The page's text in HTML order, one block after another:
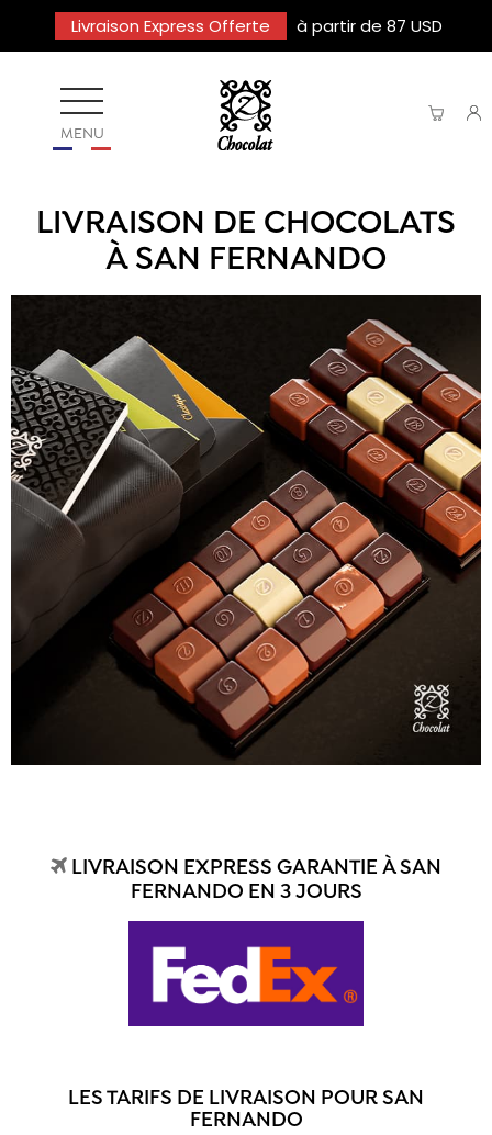
Livraison Express Offerte à partir de 87 USD
MENU
LIVRAISON DE CHOCOLATS
À SAN FERNANDO
LIVRAISON EXPRESS GARANTIE À SAN
FERNANDO EN 3 JOURS
LES TARIFS DE LIVRAISON POUR SAN
FERNANDO